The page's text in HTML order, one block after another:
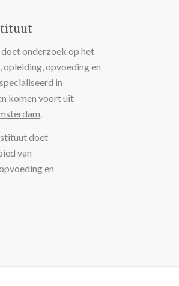
doet onderzoek op het
opvoeding en
in
komen voort uit